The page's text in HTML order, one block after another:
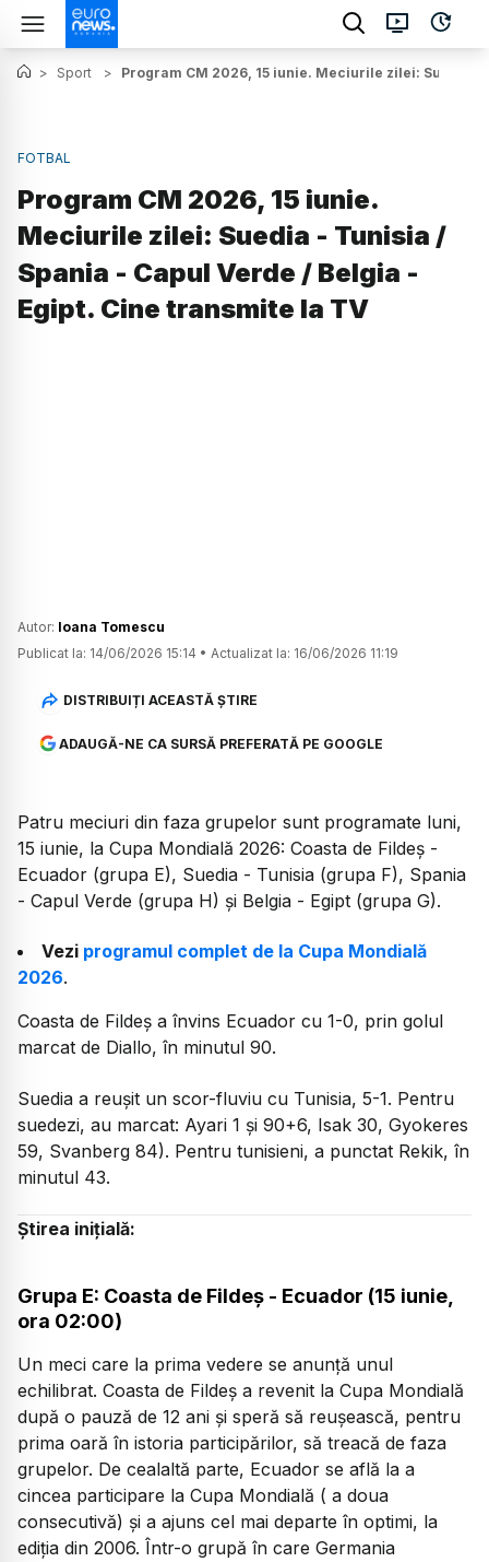
> Sport > Program CM 2026, 15 iunie. Meciurile zilei: Suedia
FOTBAL
Program CM 2026, 15 iunie.
Meciurile zilei: Suedia - Tunisia /
Spania - Capul Verde / Belgia -
Egipt. Cine transmite la TV
Autor: Ioana Tomescu
Publicat la: 14/06/2026 15:14 • Actualizat la: 16/06/2026 11:19
DISTRIBUIȚI ACEASTĂ ȘTIRE
ADAUGĂ-NE CA SURSĂ PREFERATĂ PE GOOGLE
Patru meciuri din faza grupelor sunt programate luni,
15 iunie, la Cupa Mondială 2026: Coasta de Fildeș -
Ecuador (grupa E), Suedia - Tunisia (grupa F), Spania
- Capul Verde (grupa H) și Belgia - Egipt (grupa G).
Vezi programul complet de la Cupa Mondială
2026.
Coasta de Fildeș a învins Ecuador cu 1-0, prin golul
marcat de Diallo, în minutul 90.
Suedia a reușit un scor-fluviu cu Tunisia, 5-1. Pentru
suedezi, au marcat: Ayari 1 și 90+6, Isak 30, Gyokeres
59, Svanberg 84). Pentru tunisieni, a punctat Rekik, în
minutul 43.
Știrea inițială:
Grupa E: Coasta de Fildeș - Ecuador (15 iunie,
ora 02:00)
Un meci care la prima vedere se anunță unul
echilibrat. Coasta de Fildeș a revenit la Cupa Mondială
după o pauză de 12 ani și speră să reușească, pentru
prima oară în istoria participărilor, să treacă de faza
grupelor. De cealaltă parte, Ecuador se află la a
cincea participare la Cupa Mondială ( a doua
consecutivă) și a ajuns cel mai departe în optimi, la
ediția din 2006. Într-o grupă în care Germania